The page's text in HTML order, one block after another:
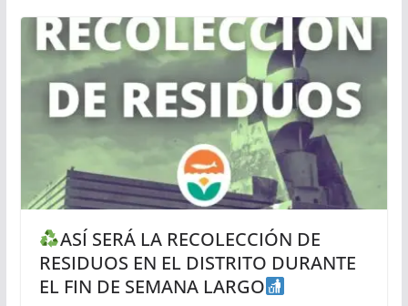
ASÍ SERÁ LA RECOLECCIÓN DE
RESIDUOS EN EL DISTRITO DURANTE
EL FIN DE SEMANA LARGO